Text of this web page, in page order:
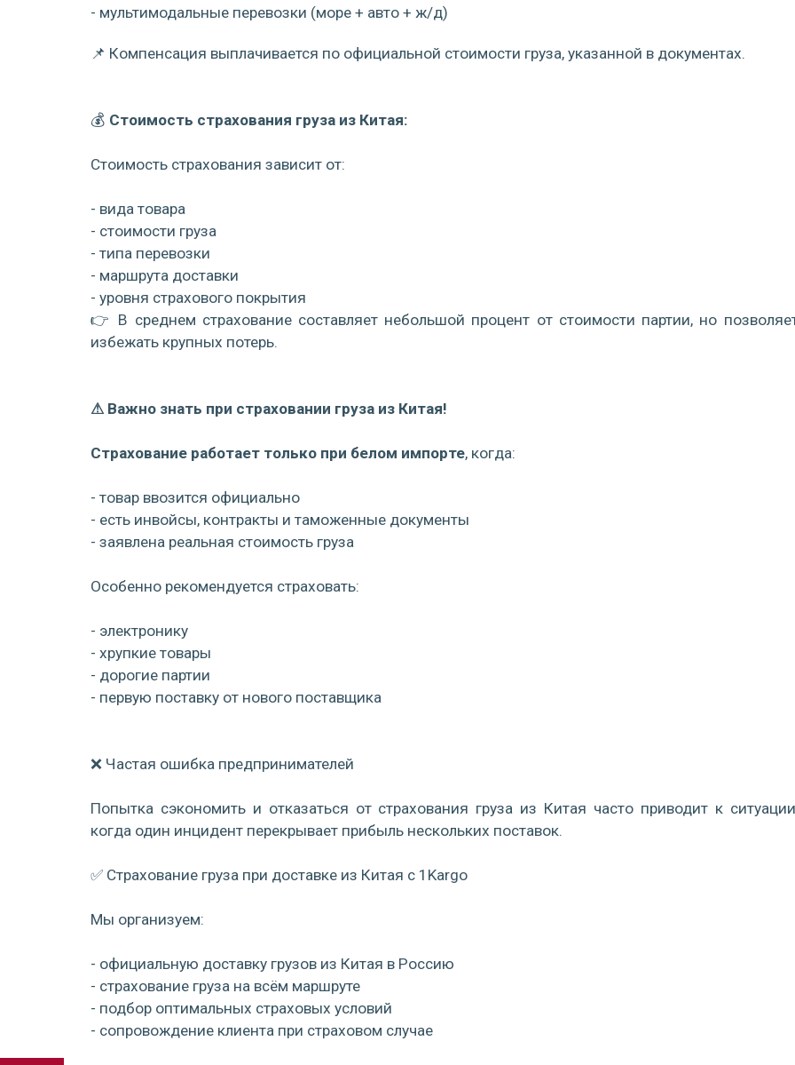
- мультимодальные перевозки (море + авто + ж/д)
📌 Компенсация выплачивается по официальной стоимости груза, указанной в документах.
💰 Стоимость страхования груза из Китая:
Стоимость страхования зависит от:
- вида товара
- стоимости груза
- типа перевозки
- маршрута доставки
- уровня страхового покрытия
👉 В среднем страхование составляет небольшой процент от стоимости партии, но
избежать крупных потерь.
⚠ Важно знать при страховании груза из Китая!
Страхование работает только при белом импорте, когда:
- товар ввозится официально
- есть инвойсы, контракты и таможенные документы
- заявлена реальная стоимость груза
Особенно рекомендуется страховать:
- электронику
- хрупкие товары
- дорогие партии
- первую поставку от нового поставщика
❌ Частая ошибка предпринимателей
Попытка сэкономить и отказаться от страхования груза из Китая часто приводит к
когда один инцидент перекрывает прибыль нескольких поставок.
✅ Страхование груза при доставке из Китая с 1Kargo
Мы организуем:
- официальную доставку грузов из Китая в Россию
- страхование груза на всём маршруте
- подбор оптимальных страховых условий
- сопровождение клиента при страховом случае